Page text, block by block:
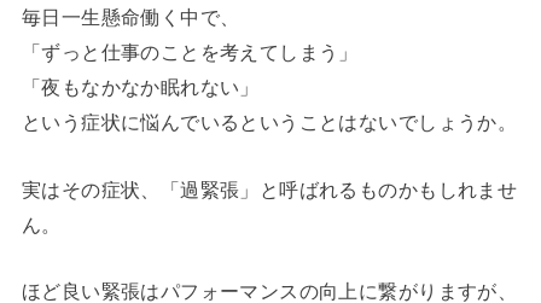
毎日一生懸命働く中で、
「ずっと仕事のことを考えてしまう」
「夜もなかなか眠れない」
という症状に悩んでいるということはないでしょうか。
実はその症状、「過緊張」と呼ばれるものかもしれませ
ん。
ほど良い緊張はパフォーマンスの向上に繋がりますが、